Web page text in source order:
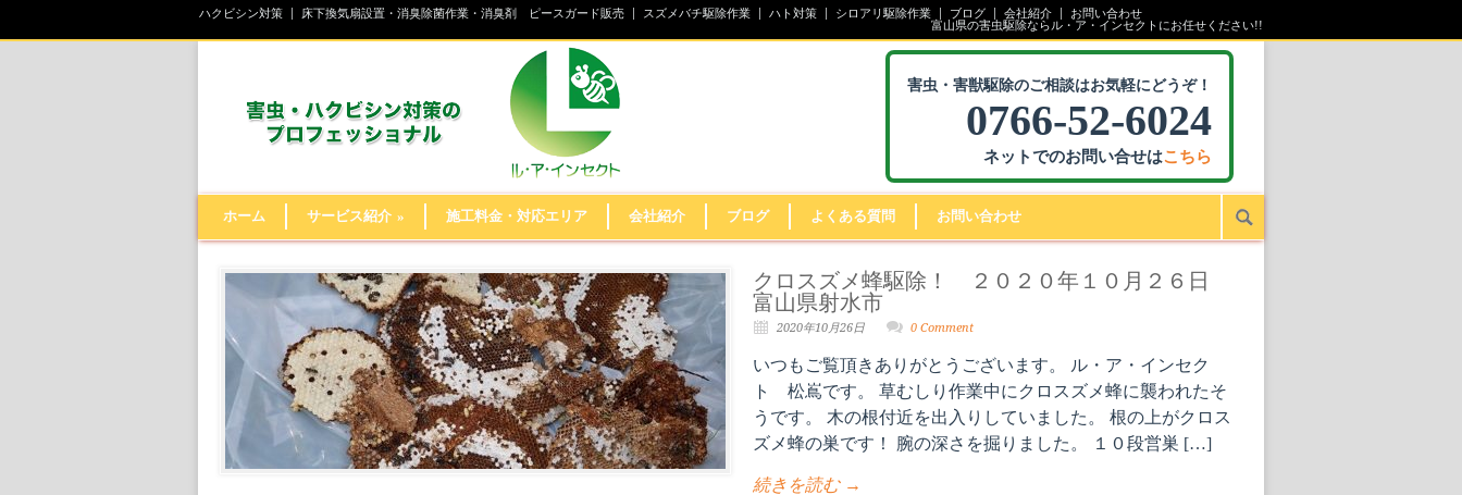
ハクビシン対策 床下換気扇設置・消臭除菌作業・消臭剤 ピースガード販売 スズメバチ駆除作業 ハト対策 シロアリ駆除作業 ブログ 会社紹介
お問い合わせ
富山県の害虫駆除ならル・ア・インセクトにお任せください!!
害虫・害獣駆除のご相談はお気軽にどうぞ！
0766-52-6024
ネットでのお問い合せはこちら
ホーム サービス紹介 » 施工料金・対応エリア 会社紹介 ブログ よくある質問 お問い合わせ
クロスズメ蜂駆除！ ２０２０年１０月２６日
富山県射水市
2020年10月26日 0 Comment
いつもご覧頂きありがとうございます。 ル・ア・インセク
ト 松嶌です。 草むしり作業中にクロスズメ蜂に襲われたそ
うです。 木の根付近を出入りしていました。 根の上がクロス
ズメ蜂の巣です！ 腕の深さを掘りました。 １０段営巣 […]
続きを読む →